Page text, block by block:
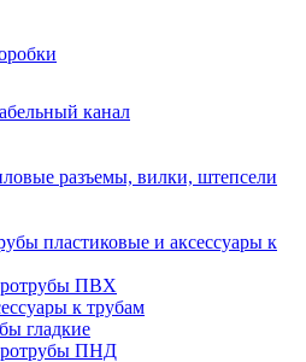
канал
разъемы, вилки, штепсели
пластиковые и аксессуары к
ПВХ
к трубам
гладкие
ПНД